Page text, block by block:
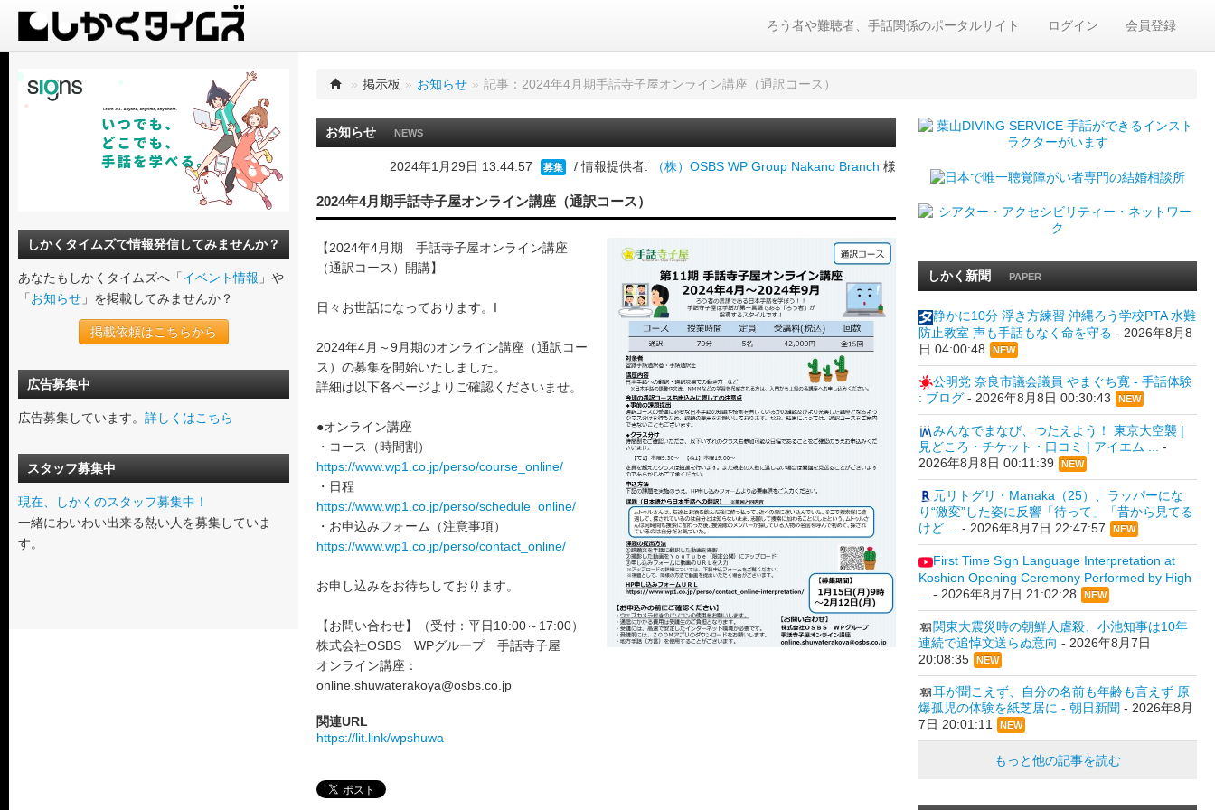
ログイン 会員登録
ろう者や難聴者、手話関係のポータルサイト
しかくタイムズで情報発信してみませんか？
あなたもしかくタイムズへ「イベント情報 」や
「お知らせ 」を掲載してみませんか？
掲載依頼はこちらから
広告募集中
広告募集しています。 詳しくはこちら
スタッフ募集中
現在、しかくのスタッフ募集中！
一緒にわいわい出来る熱い人を募集していま
す。
» 掲示板 » お知らせ » 記事：2024年4月期手話寺子屋オンライン講座（通訳コース）
お知らせ NEWS
2024年1月29日 13:44:57 募集 / 情報提供者: （株）OSBS WP Group Nakano Branch 様
2024年4月期手話寺子屋オンライン講座（通訳コース）
【2024年4月期 手話寺子屋オンライン講座
（通訳コース）開講】
日々お世話になっております。I
2024年4月～9月期のオンライン講座（通訳コー
ス）の募集を開始いたしました。
詳細は以下各ページよりご確認くださいませ。
●オンライン講座
・コース（時間割）
https://www.wp1.co.jp/perso/course_online/
・日程
https://www.wp1.co.jp/perso/schedule_online/
・お申込みフォーム（注意事項）
https://www.wp1.co.jp/perso/contact_online/
お申し込みをお待ちしております。
【お問い合わせ】（受付：平日10:00～17:00）
株式会社OSBS WPグループ 手話寺子屋
オンライン講座：
online.shuwaterakoya@osbs.co.jp
関連URL
https://lit.link/wpshuwa
しかく新聞 PAPER
静かに10分 浮き方練習 沖縄ろう学校PTA 水難
防止教室 声も手話もなく命を守る - 2026年8月8
日 04:00:48
NEW
公明党 奈良市議会議員 やまぐち寛 - 手話体験
: ブログ- 2026年8月8日 00:30:43 NEW
みんなでまなび、つたえよう！ 東京大空襲 |
見どころ・チケット・口コミ | アイエム ...
-
2026年8月8日 00:11:39
NEW
元リトグリ・Manaka（25）、ラッパーにな
り“激変”した姿に反響「待って」「昔から見てる
けど ... - 2026年8月7日 22:47:57 NEW
First Time Sign Language Interpretation at
Koshien Opening Ceremony Performed by High
- 2026年8月7日 21:02:28 NEW
関東大震災時の朝鮮人虐殺、小池知事は10年
連続で追悼文送らぬ意向 - 2026年8月7日
20:08:35
NEW
耳が聞こえず、自分の名前も年齢も言えず 原
爆孤児の体験を紙芝居に - 朝日新聞 - 2026年8月
7日 20:01:11
NEW
もっと他の記事を読む